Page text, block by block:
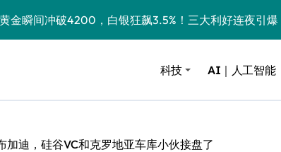
黄金瞬间冲破4200，白银狂飙3.5%！三大利好连夜引爆
Peloton 新车实测：屏幕能转、风扇怼脸，但最狠的是那
Xbox七月大崩盘：裁员3200、卖工作室、网络瘫了，
科技 AI｜人工智能
加迪，硅谷VC和克罗地亚车库小伙接盘了